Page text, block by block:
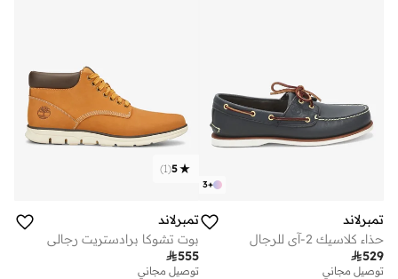
+
3
تمبرلاند
حذاء كلاسيك 2-آي للرجال
529
توصيل مجاني
5
(
1
)
تمبرلاند
بوت تشوكا برادستريت رجالي
555
توصيل مجاني